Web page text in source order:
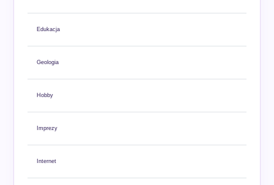
Edukacja
Geologia
Hobby
Imprezy
Internet